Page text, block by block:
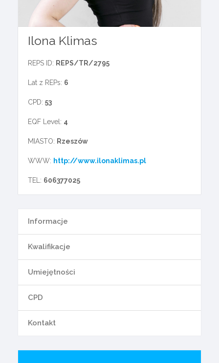
Ilona Klimas
REPS ID: REPS/TR/2795
Lat z REPs: 6
CPD:53
EQF Level: 4
MIASTO: Rzeszów
WWW: http://www.ilonaklimas.pl
TEL: 606377025
Informacje
Kwalifikacje
Umiejętności
CPD
Kontakt